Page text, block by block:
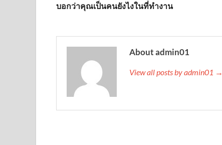
บอกว่าคุณเป็นคนยังไงในที่ทำงาน
About admin01
View all posts by admin01 →